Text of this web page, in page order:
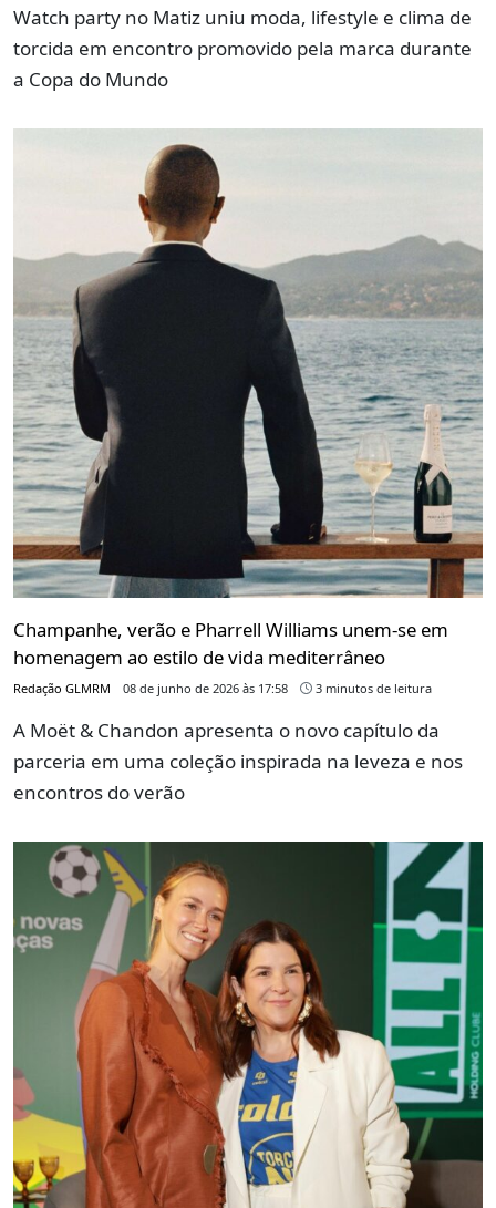
Watch party no Matiz uniu moda, lifestyle e clima de
torcida em encontro promovido pela marca durante
a Copa do Mundo
Champanhe, verão e Pharrell Williams unem-se em
homenagem ao estilo de vida mediterrâneo
Redação GLMRM 08 de junho de 2026 às 17:58 3 minutos de leitura
A Moët & Chandon apresenta o novo capítulo da
parceria em uma coleção inspirada na leveza e nos
encontros do verão